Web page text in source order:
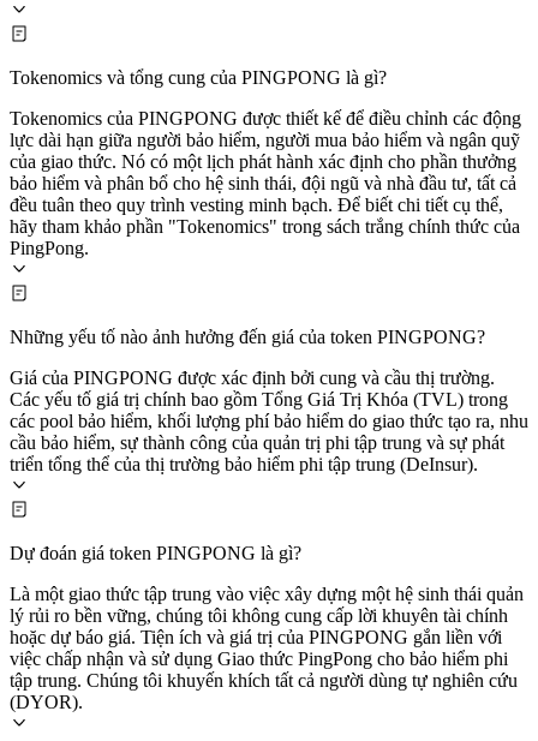
Tokenomics và tổng cung của PINGPONG là gì?
Tokenomics của PINGPONG được thiết kế để điều chỉnh các động
lực dài hạn giữa người bảo hiểm, người mua bảo hiểm và ngân quỹ
của giao thức. Nó có một lịch phát hành xác định cho phần thưởng
bảo hiểm và phân bổ cho hệ sinh thái, đội ngũ và nhà đầu tư, tất cả
đều tuân theo quy trình vesting minh bạch. Để biết chi tiết cụ thể,
hãy tham khảo phần "Tokenomics" trong sách trắng chính thức của
PingPong.
Những yếu tố nào ảnh hưởng đến giá của token PINGPONG?
Giá của PINGPONG được xác định bởi cung và cầu thị trường.
Các yếu tố giá trị chính bao gồm Tổng Giá Trị Khóa (TVL) trong
các pool bảo hiểm, khối lượng phí bảo hiểm do giao thức tạo ra, nhu
cầu bảo hiểm, sự thành công của quản trị phi tập trung và sự phát
triển tổng thể của thị trường bảo hiểm phi tập trung (DeInsur).
Dự đoán giá token PINGPONG là gì?
Là một giao thức tập trung vào việc xây dựng một hệ sinh thái quản
lý rủi ro bền vững, chúng tôi không cung cấp lời khuyên tài chính
hoặc dự báo giá. Tiện ích và giá trị của PINGPONG gắn liền với
việc chấp nhận và sử dụng Giao thức PingPong cho bảo hiểm phi
tập trung. Chúng tôi khuyến khích tất cả người dùng tự nghiên cứu
(DYOR).